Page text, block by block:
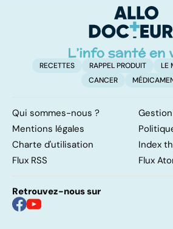
RECETTES RAPPEL PRODUIT
LE
CANCER
Qui sommes-nous ?
Mentions légales
Charte d'utilisation
Index
Flux RSS
Flux
Retrouvez-nous sur